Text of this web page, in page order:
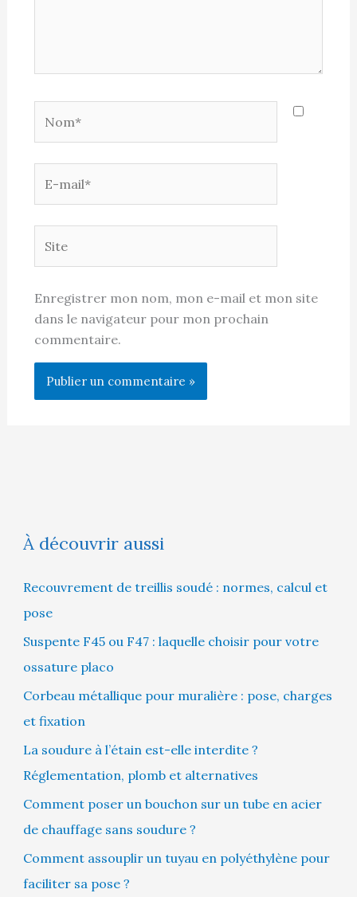
mail*
Enregistrer mon nom, mon e-mail et mon site
dans le navigateur pour mon prochain
commentaire.
À découvrir aussi
Recouvrement de treillis soudé : normes, calcul et
pose
Suspente F45 ou F47 : laquelle choisir pour votre
ossature placo
Corbeau métallique pour muralière : pose, charges
et fixation
La soudure à l’étain est-elle interdite ?
Réglementation, plomb et alternatives
Comment poser un bouchon sur un tube en acier
de chauffage sans soudure ?
Comment assouplir un tuyau en polyéthylène pour
faciliter sa pose ?